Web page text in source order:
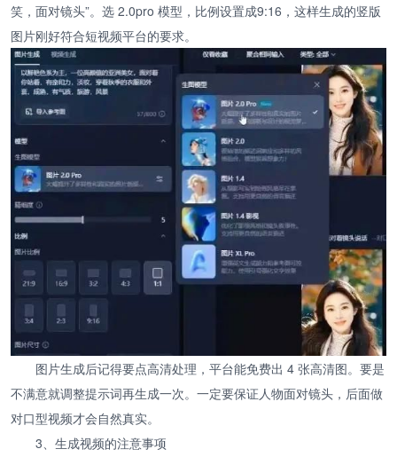
笑，面对镜头”。选 2.0pro 模型，比例设置成9:16，这样生成的竖版
图片刚好符合短视频平台的要求。
图片生成后记得要点高清处理，平台能免费出 4 张高清图。要是
不满意就调整提示词再生成一次。一定要保证人物面对镜头，后面做
对口型视频才会自然真实。
3、生成视频的注意事项